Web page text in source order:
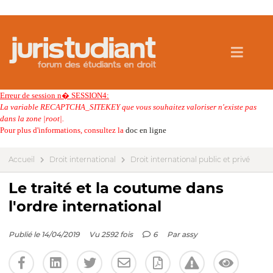
Erreur de session n� SESSION4:
La variable RECAPTCHA_SITEKEY que vous souhaitez valoriser n'existe pas
dans la zone |root|.
Pour plus d'informations, consultez la doc en ligne
Accueil Droit international Droit international public et privé
Le traité et la coutume dans
l'ordre international
Publié le 14/04/2019 Vu 2592 fois 6 Par assy